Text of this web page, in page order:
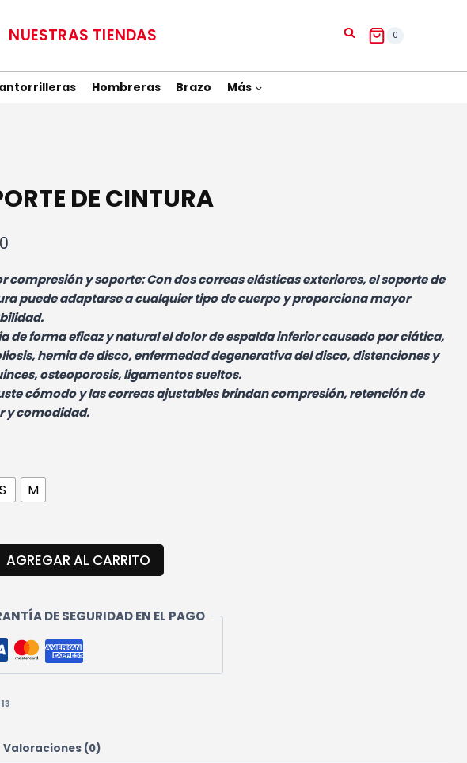
NUESTRAS TIENDAS 0
Hombreras Brazo Más
DE CINTURA
compresión y soporte: Con dos correas elásticas exteriores, el soporte de
puede adaptarse a cualquier tipo de cuerpo y proporciona mayor
de forma eficaz y natural el dolor de espalda inferior causado por ciática,
hernia de disco, enfermedad degenerativa del disco, distenciones y
osteoporosis, ligamentos sueltos.
cómodo y las correas ajustables brindan compresión, retención de
y comodidad.
S M
AGREGAR AL CARRITO
DE SEGURIDAD EN EL PAGO
Valoraciones (0)